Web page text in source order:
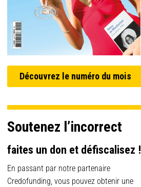
Découvrez le numéro du mois
Soutenez l’incorrect
faites un don et défiscalisez !
En passant par notre partenaire
Credofunding, vous pouvez obtenir une